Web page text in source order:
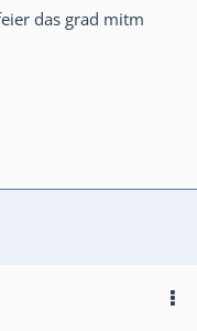
das grad mitm